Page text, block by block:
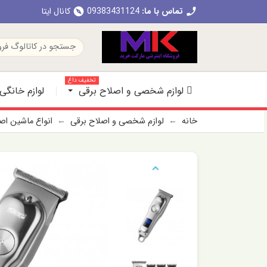
call تماس با ما: 09383431124
explore کانال ایتا
لوازم شخصی و اصلاح برقی
تخفیف داغ
لوازم خانگی
خانه لوازم شخصی و اصلاح برقی انواع ماشین
